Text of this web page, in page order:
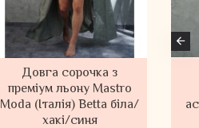
Довга сорочка з
преміум льону Mastro
Moda (Італія) Betta біла/
хакі/синя
Сарафан максі з квітами
з віскози Seafolly
Австралія 54656-DR